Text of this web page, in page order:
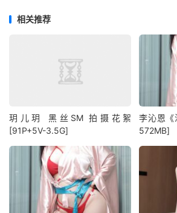
相关推荐
玥儿玥 黑丝SM 拍摄花絮
[91P+5V-3.5G]
李沁恩
572MB]